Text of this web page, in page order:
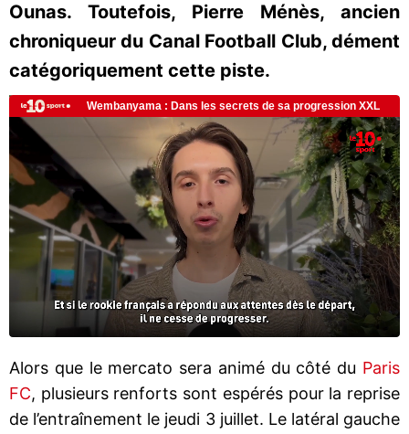
Ounas. Toutefois, Pierre Ménès, ancien
chroniqueur du Canal Football Club, dément
catégoriquement cette piste.
Alors que le mercato sera animé du côté du Paris
FC, plusieurs renforts sont espérés pour la reprise
de l’entraînement le jeudi 3 juillet. Le latéral gauche